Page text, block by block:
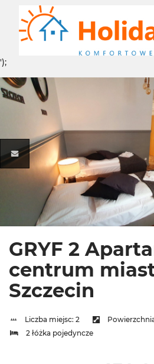
');
GRYF 2
centrum
Szczecin
Liczba miejsc: 2
2 łóżka pojedyncze